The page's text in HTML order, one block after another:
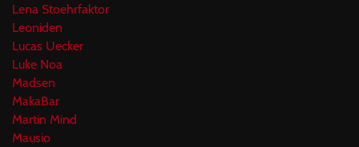
Lena Stoehrfaktor
Leoniden
Lucas Uecker
Luke Noa
Madsen
MakaBar
Martin Mind
Mausio